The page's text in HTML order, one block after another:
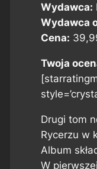
Wydawca:
Wydawca
Cena:
Twoja
Drugi tom
Rycerzu w
Album
W